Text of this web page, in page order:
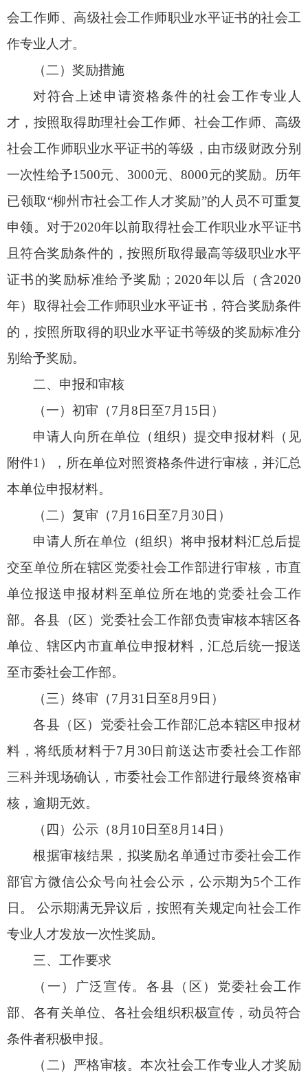
会工作师、高级社会工作师职业水平证书的社会工
作专业人才。
（二）奖励措施
对符合上述申请资格条件的社会工作专业人
才，按照取得助理社会工作师、社会工作师、高级
社会工作师职业水平证书的等级，由市级财政分别
一次性给予1500元、3000元、8000元的奖励。历年
已领取“柳州市社会工作人才奖励”的人员不可重复
申领。对于2020年以前取得社会工作职业水平证书
且符合奖励条件的，按照所取得最高等级职业水平
证书的奖励标准给予奖励；2020年以后（含2020
年）取得社会工作师职业水平证书，符合奖励条件
的，按照所取得的职业水平证书等级的奖励标准分
别给予奖励。
二、申报和审核
（一）初审（7月8日至7月15日）
申请人向所在单位（组织）提交申报材料（见
附件1），所在单位对照资格条件进行审核，并汇总
本单位申报材料。
（二）复审（7月16日至7月30日）
申请人所在单位（组织）将申报材料汇总后提
交至单位所在辖区党委社会工作部进行审核，市直
单位报送申报材料至单位所在地的党委社会工作
部。各县（区）党委社会工作部负责审核本辖区各
单位、辖区内市直单位申报材料，汇总后统一报送
至市委社会工作部。
（三）终审（7月31日至8月9日）
各县（区）党委社会工作部汇总本辖区申报材
料，将纸质材料于7月30日前送达市委社会工作部
三科并现场确认，市委社会工作部进行最终资格审
核，逾期无效。
（四）公示（8月10日至8月14日）
根据审核结果，拟奖励名单通过市委社会工作
部官方微信公众号向社会公示，公示期为5个工作
日。 公示期满无异议后，按照有关规定向社会工作
专业人才发放一次性奖励。
三、工作要求
（一）广泛宣传。各县（区）党委社会工作
部、各有关单位、各社会组织积极宣传，动员符合
条件者积极申报。
（二）严格审核。本次社会工作专业人才奖励